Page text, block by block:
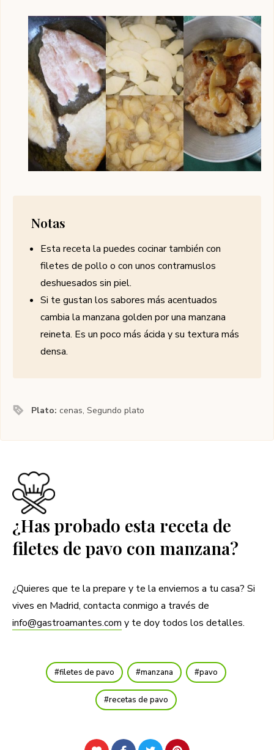
Notas
Esta receta la puedes cocinar también con
filetes de pollo o con unos contramuslos
deshuesados sin piel.
Si te gustan los sabores más acentuados
cambia la manzana golden por una manzana
reineta. Es un poco más ácida y su textura más
densa.
Plato: cenas, Segundo plato
¿Has probado esta receta de
filetes de pavo con manzana?
¿Quieres que te la prepare y te la enviemos a tu casa? Si
vives en Madrid, contacta conmigo a través de
info@gastroamantes.com y te doy todos los detalles.
filetes de pavo manzana pavo
recetas de pavo